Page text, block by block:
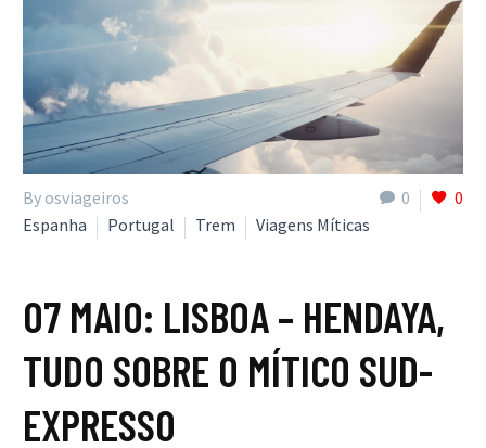
0 0
By osviageiros
Espanha
Portugal Trem Viagens Míticas
07 MAIO: LISBOA – HENDAYA,
TUDO SOBRE O MÍTICO SUD-
EXPRESSO